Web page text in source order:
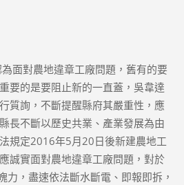
要的是要阻止新的一直蓋，吳韋達
質詢，不斷提醒縣府其嚴重性，應
長不斷以歷史共業、產業發展為由
規定2016年5月20日後新建農地工
誠實面對農地違章工廠問題，對於
力，盡速依法斷水斷電、即報即拆，